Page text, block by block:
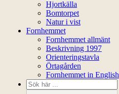
Hjortkälla
Bomtorpet
Natur i vist
Fornhemmet
Fornhemmet allmänt
Beskrivning 1997
Orienteringstavla
Örtagården
Fornhemmet in English